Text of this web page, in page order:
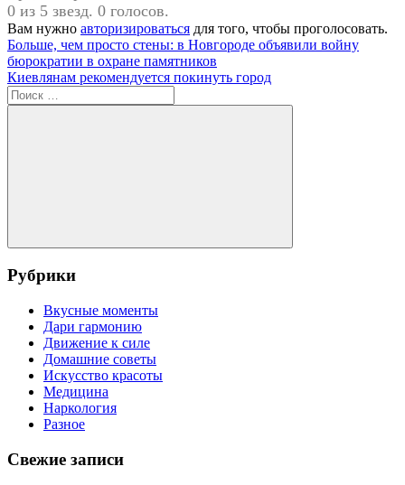
0 из 5 звезд. 0 голосов.
Вам нужно авторизироваться для того, чтобы проголосовать.
Навигация
по
записям
Предыдущая
запись:
Больше, чем просто стены: в Новгороде объявили войну
бюрократии в охране памятников
Следующая
запись:
Киевлянам рекомендуется покинуть город
Поиск
для:
Поиск
Рубрики
Вкусные моменты
Дари гармонию
Движение к силе
Домашние советы
Искусство красоты
Медицина
Наркология
Разное
Свежие записи